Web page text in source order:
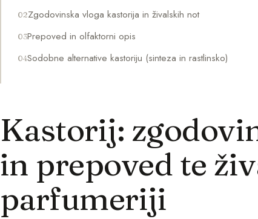
Zgodovinska vloga kastorija in živalskih not
Prepoved in olfaktorni opis
Sodobne alternative kastoriju (sinteza in rastlinsko)
Kastorij:
in prepoved te
parfumeriji